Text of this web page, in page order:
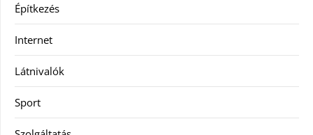
Építkezés
Internet
Látnivalók
Sport